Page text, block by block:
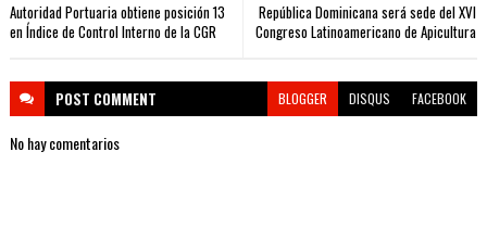
República Dominicana será sede del XVI
Congreso Latinoamericano de Apicultura
Autoridad Portuaria obtiene posición 13
en Índice de Control Interno de la CGR
POST COMMENT BLOGGER DISQUS FACEBOOK
No hay comentarios